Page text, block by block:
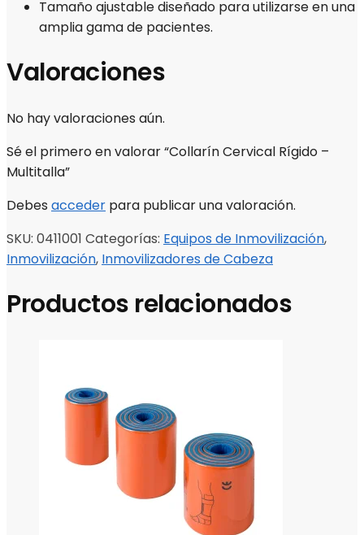
Tamaño ajustable diseñado para utilizarse en una
amplia gama de pacientes.
Valoraciones
No hay valoraciones aún.
Sé el primero en valorar “Collarín Cervical Rígido –
Multitalla”
Debes acceder para publicar una valoración.
SKU: 0411001 Categorías: Equipos de Inmovilización,
Inmovilización, Inmovilizadores de Cabeza
Productos relacionados